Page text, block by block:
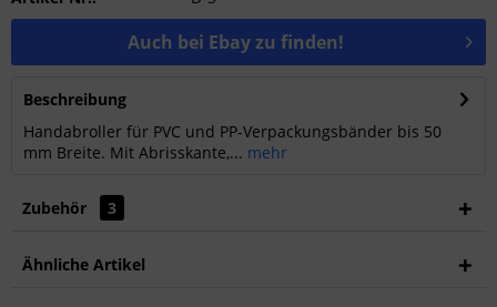
Auch bei Ebay zu finden!
Beschreibung
Handabroller für PVC und PP-Verpackungsbänder bis 50
mm Breite. Mit Abrisskante,... mehr
Zubehör 3
Ähnliche Artikel